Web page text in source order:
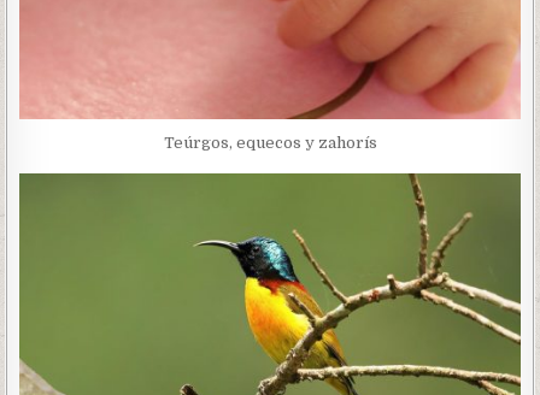
Teúrgos, equecos y zahorís